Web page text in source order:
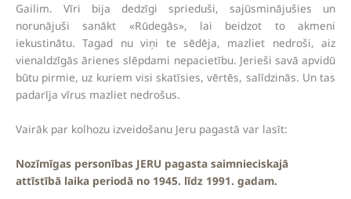
Gailim. Vīri bija dedzīgi sprieduši, sajūsminājušies un
norunājuši sanākt «Rūdegās», lai beidzot to akmeni
iekustinātu. Tagad nu viņi te sēdēja, mazliet nedroši, aiz
vienaldzīgās ārienes slēpdami nepacietību. Jerieši savā apvidū
būtu pirmie, uz kuriem visi skatīsies, vērtēs, salīdzinās. Un tas
padarīja vīrus mazliet nedrošus.
Vairāk par kolhozu izveidošanu Jeru pagastā var lasīt:
Nozīmīgas personības JERU pagasta saimnieciskajā
attīstībā laika periodā no 1945. līdz 1991. gadam.